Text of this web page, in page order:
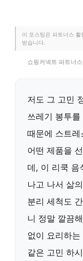
이 포스팅은 파트너스
받습니다.
쇼핑커넥트 파트너
저도 그 고민
쓰레기 봉투
때문에 스트
어떤 제품을
데, 이 리쿡 음
나고 나서 삶
분리 세척도
니 정말 깔끔
없이 요리하
같은 고민 하